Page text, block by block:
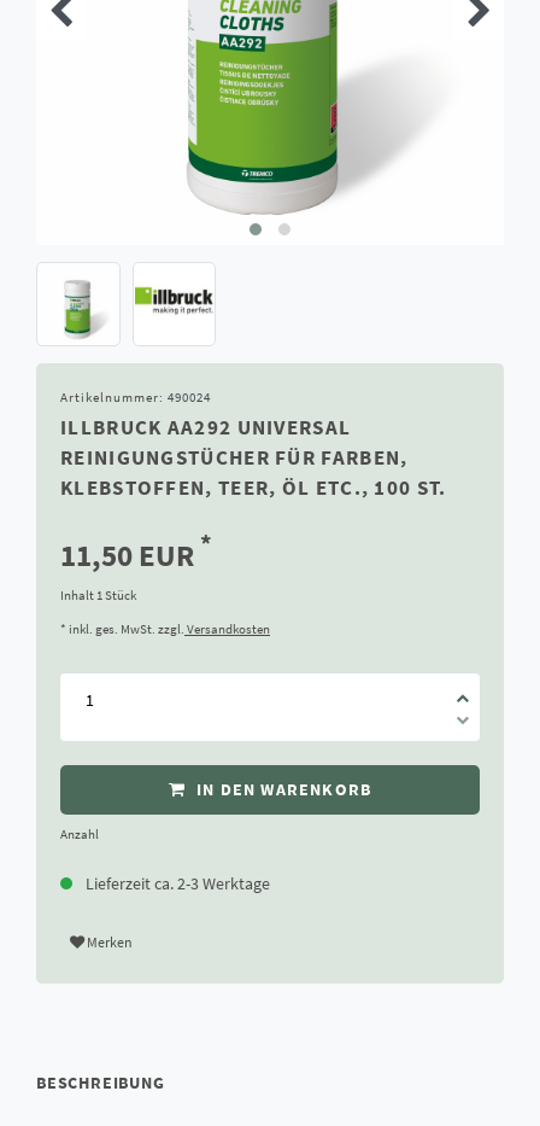
Artikelnummer: 490024
ILLBRUCK AA292 UNIVERSAL
REINIGUNGSTÜCHER FÜR FARBEN,
KLEBSTOFFEN, TEER, ÖL ETC., 100 ST.
11,50 EUR *
Inhalt 1 Stück
* inkl. ges. MwSt. zzgl. Versandkosten
IN DEN WARENKORB
Anzahl
Lieferzeit ca. 2-3 Werktage
Merken
BESCHREIBUNG